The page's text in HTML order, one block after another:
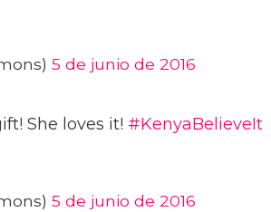
5 de junio de 2016
She loves it! #KenyaBelieveIt
5 de junio de 2016